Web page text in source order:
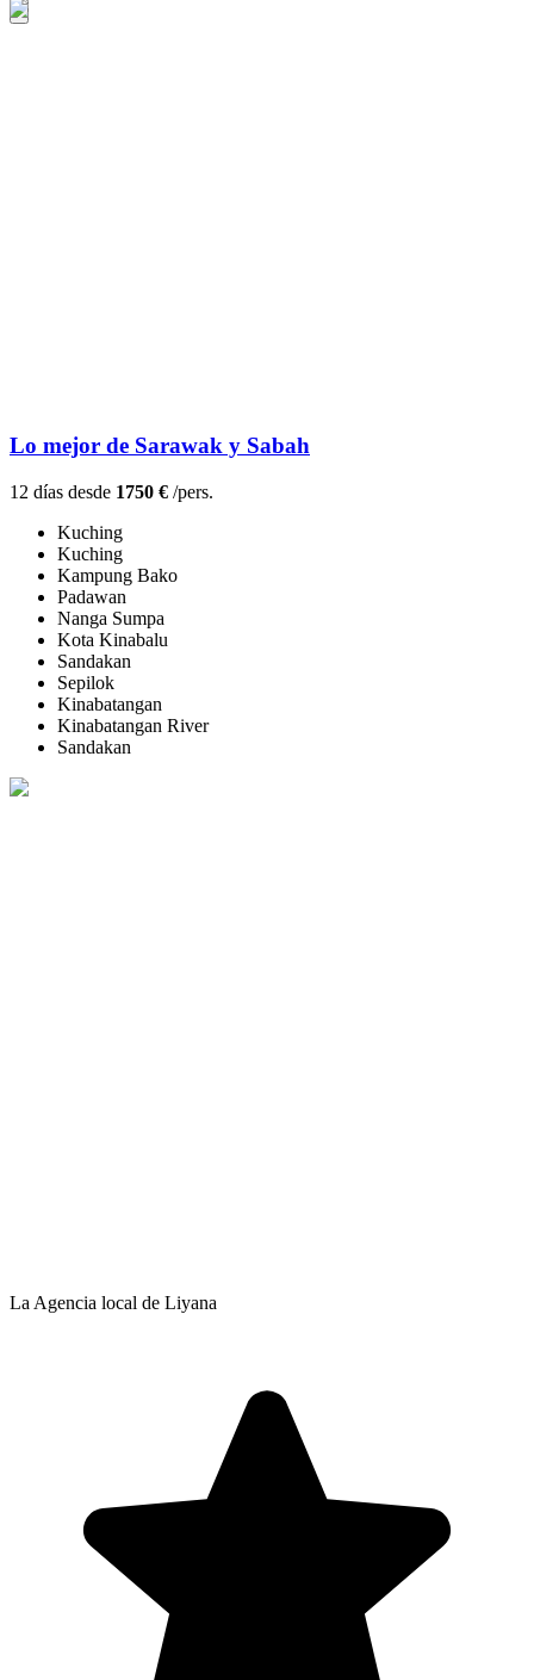
Lo mejor de Sarawak y Sabah
12 días desde 1750 € /pers.
Kuching
Kuching
Kampung Bako
Padawan
Nanga Sumpa
Kota Kinabalu
Sandakan
Sepilok
Kinabatangan
Kinabatangan River
Sandakan
La Agencia local de Liyana